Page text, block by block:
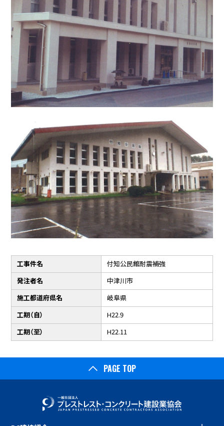
工事件名
付知公民館耐震補強
発注者名
中津川市
施工都道府県名
岐阜県
工期（自）
H22.9
工期（至）
H22.11
PAGE TOP